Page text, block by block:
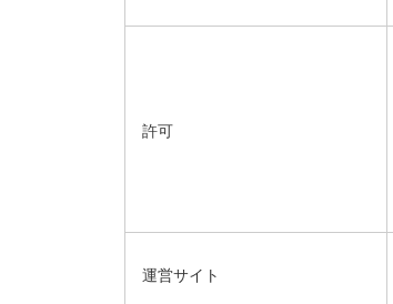
許可
運営サイト